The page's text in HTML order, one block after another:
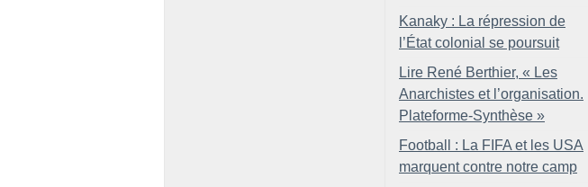
Kanaky : La répression de
l’État colonial se poursuit
Lire René Berthier, « Les
Anarchistes et l’organisation.
Plateforme-Synthèse »
Football : La FIFA et les USA
marquent contre notre camp